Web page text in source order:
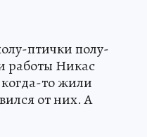
птички полу-
работы Никас
то жили
от них. А